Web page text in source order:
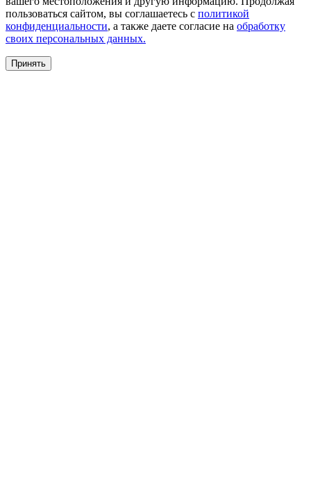
пользоваться сайтом, вы соглашаетесь с политикой
конфиденциальности, а также даете согласие на обработку
своих персональных данных.
Принять